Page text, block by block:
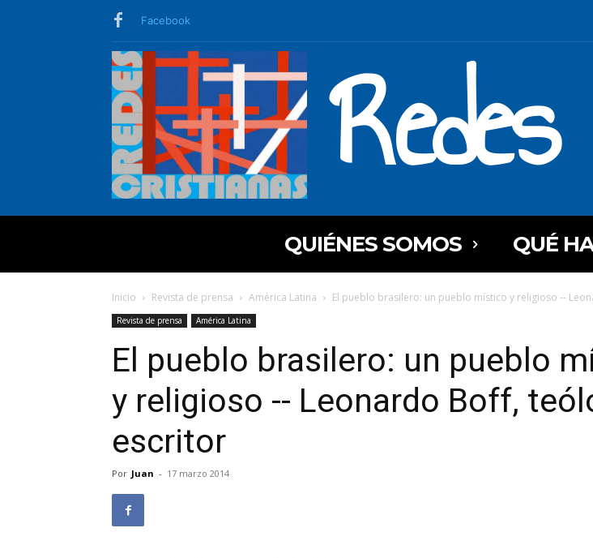
Facebook
QUIÉNES SOMOS QUÉ
Inicio Revista de prensa América Latina El pueblo brasilero: un pueblo místico y religioso --
Revista de prensa América Latina
El pueblo brasilero: un pueblo
y religioso -- Leonardo Boff,
escritor
Por Juan - 17 marzo 2014